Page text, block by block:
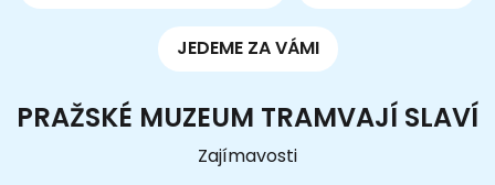
JEDEME ZA VÁMI
PRAŽSKÉ MUZEUM TRAMVAJÍ SLAVÍ
Zajímavosti